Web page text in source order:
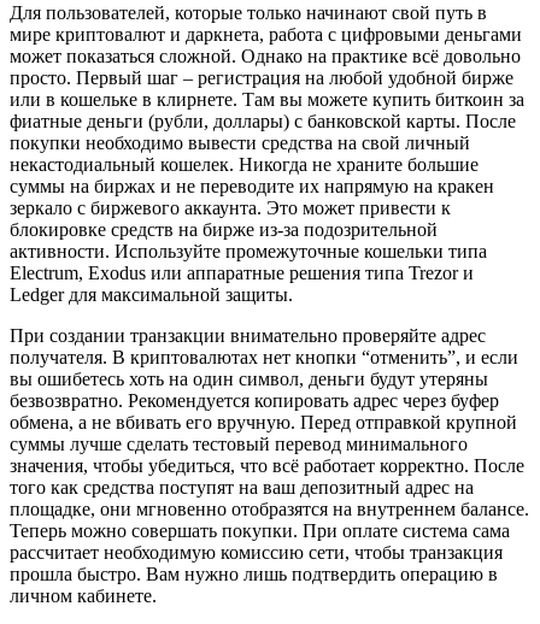
Для пользователей, которые только начинают свой путь в
мире криптовалют и даркнета, работа с цифровыми деньгами
может показаться сложной. Однако на практике всё довольно
просто. Первый шаг – регистрация на любой удобной бирже
или в кошельке в клирнете. Там вы можете купить биткоин за
фиатные деньги (рубли, доллары) с банковской карты. После
покупки необходимо вывести средства на свой личный
некастодиальный кошелек. Никогда не храните большие
суммы на биржах и не переводите их напрямую на кракен
зеркало с биржевого аккаунта. Это может привести к
блокировке средств на бирже из-за подозрительной
активности. Используйте промежуточные кошельки типа
Electrum, Exodus или аппаратные решения типа Trezor и
Ledger для максимальной защиты.
При создании транзакции внимательно проверяйте адрес
получателя. В криптовалютах нет кнопки “отменить”, и если
вы ошибетесь хоть на один символ, деньги будут утеряны
безвозвратно. Рекомендуется копировать адрес через буфер
обмена, а не вбивать его вручную. Перед отправкой крупной
суммы лучше сделать тестовый перевод минимального
значения, чтобы убедиться, что всё работает корректно. После
того как средства поступят на ваш депозитный адрес на
площадке, они мгновенно отобразятся на внутреннем балансе.
Теперь можно совершать покупки. При оплате система сама
рассчитает необходимую комиссию сети, чтобы транзакция
прошла быстро. Вам нужно лишь подтвердить операцию в
личном кабинете.